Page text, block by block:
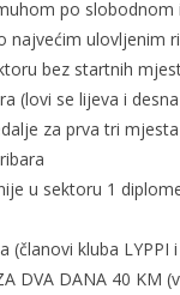
po slobodnom
najvećim ulovljenim
bez startnih
(lovi se lijeva i
za prva tri
u sektoru 1
(članovi kluba LYPPI
DVA DANA 40 KM